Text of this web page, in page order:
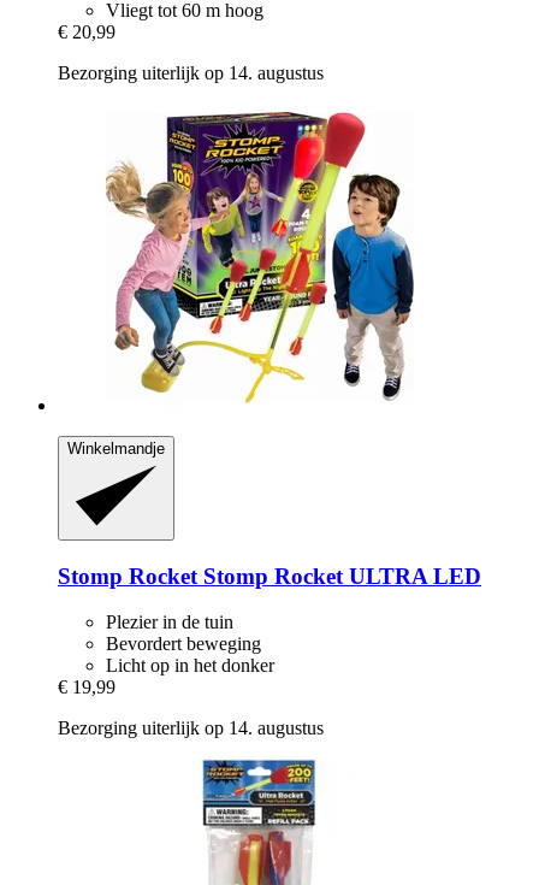
Vliegt tot 60 m hoog
€ 20,99
Bezorging uiterlijk op 14. augustus
Winkelmandje
Stomp Rocket Stomp Rocket ULTRA LED
Plezier in de tuin
Bevordert beweging
Licht op in het donker
€ 19,99
Bezorging uiterlijk op 14. augustus